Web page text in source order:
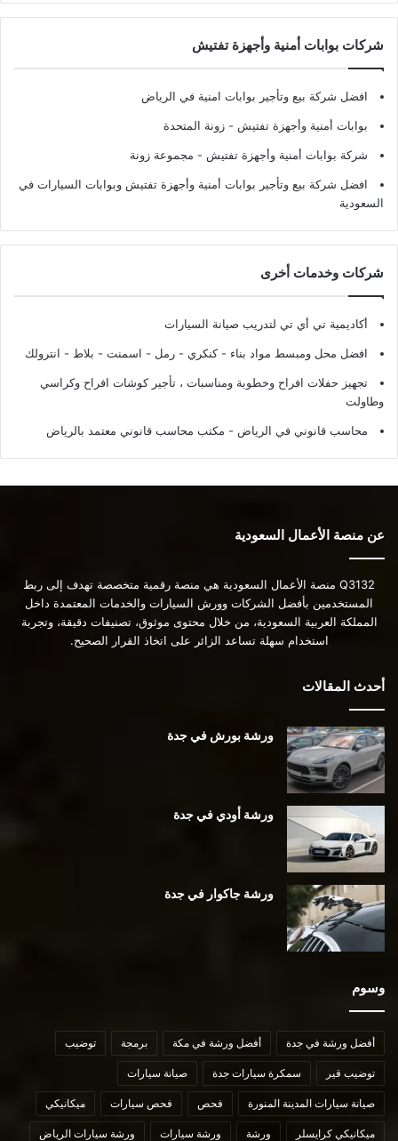
شركات بوابات أمنية وأجهزة تفتيش
افضل شركة بيع وتأجير بوابات امنية في الرياض
بوابات أمنية وأجهزة تفتيش - زونة المتحدة
شركة بوابات أمنية وأجهزة تفتيش - مجموعة زونة
افضل شركة بيع وتأجير بوابات أمنية وأجهزة تفتيش وبوابات السيارات في
السعودية
شركات وخدمات أخرى
أكاديمية تي أي تي لتدريب صيانة السيارات
افضل محل ومبسط مواد بناء - كنكري - رمل - اسمنت - بلاط - انترولك
تجهيز حفلات افراح وخطوبة ومناسبات ، تأجير كوشات افراح وكراسي
وطاولت
محاسب قانوني في الرياض - مكتب محاسب قانوني معتمد بالرياض
عن منصة الأعمال السعودية
Q3132 منصة الأعمال السعودية هي منصة رقمية متخصصة تهدف إلى ربط
المستخدمين بأفضل الشركات وورش السيارات والخدمات المعتمدة داخل
المملكة العربية السعودية، من خلال محتوى موثوق، تصنيفات دقيقة، وتجربة
استخدام سهلة تساعد الزائر على اتخاذ القرار الصحيح.
أحدث المقالات
ورشة بورش في جدة
ورشة أودي في جدة
ورشة جاكوار في جدة
وسوم
أفضل ورشة في جدة أفضل ورشة في مكة برمجة توضيب
توضيب قير سمكرة سيارات جدة صيانة سيارات
صيانة سيارات المدينة المنورة فحص فحص سيارات ميكانيكي
ميكانيكي كرايسلر ورشة ورشة سيارات ورشة سيارات الرياض